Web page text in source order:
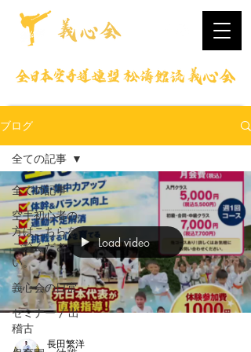
ブログ
全ての記事
空手初心者の
方はこちらを
ご覧くださ
い。
義心会の日常
セミナー / 出
稽古
全ての記事
Load video
長田繁洋